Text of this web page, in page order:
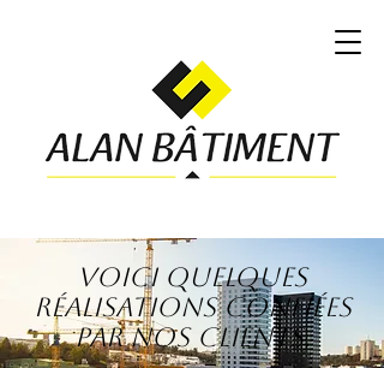
Voici quelques
réalisations confiées
par nos clients.